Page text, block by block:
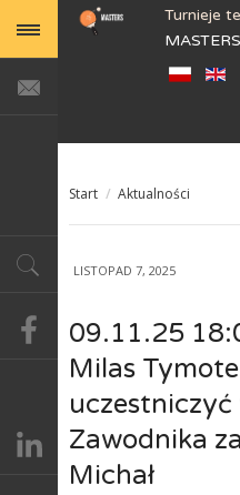
Turnieje
MASTERS
Start / Aktualności
LISTOPAD 7, 2025
09.11.25
Milas
Zawodnika
Michał